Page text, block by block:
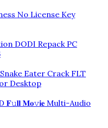
No License Key
DODI Repack PC
Eater Crack FLT
Desktop
𝐅𝚞𝐥𝐥 𝐌𝐨𝚟𝐢𝐞 Multi-Audio